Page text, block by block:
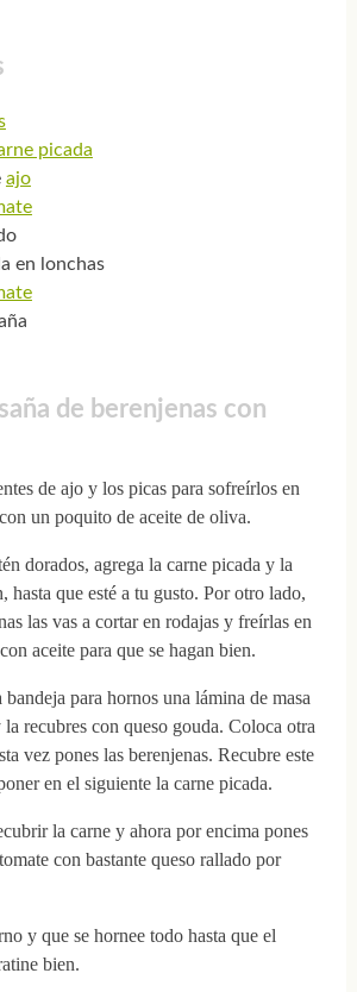
picada
ajo
en lonchas
de berenjenas con
de ajo y los picas para sofreírlos en
un poquito de aceite de oliva.
dorados, agrega la carne picada y la
hasta que esté a tu gusto. Por otro lado,
las vas a cortar en rodajas y freírlas en
aceite para que se hagan bien.
bandeja para hornos una lámina de masa
la recubres con queso gouda. Coloca otra
vez pones las berenjenas. Recubre este
en el siguiente la carne picada.
la carne y ahora por encima pones
con bastante queso rallado por
y que se hornee todo hasta que el
bien.